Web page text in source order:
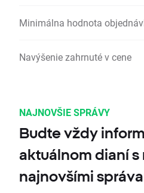
Minimálna hodnota
Navýšenie zahrnuté v cene
NAJNOVŠIE SPRÁVY
Budte vždy
aktuálnom dianí s
najnovšími